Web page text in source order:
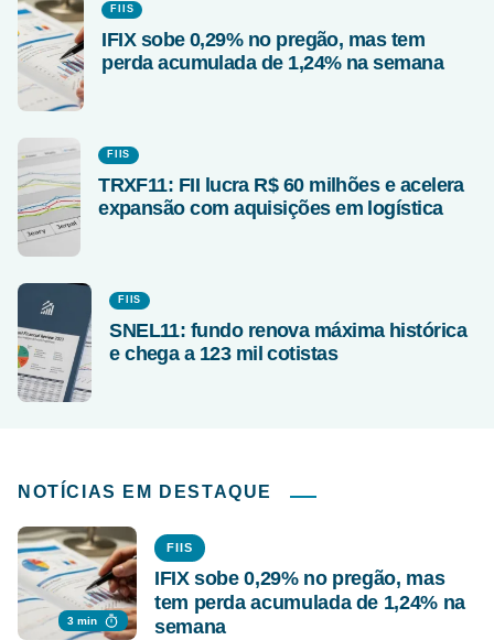
FIIS
IFIX sobe 0,29% no pregão, mas tem
perda acumulada de 1,24% na semana
FIIS
TRXF11: FII lucra R$ 60 milhões e acelera
expansão com aquisições em logística
FIIS
SNEL11: fundo renova máxima histórica
e chega a 123 mil cotistas
NOTÍCIAS EM DESTAQUE
3 min
FIIS
IFIX sobe 0,29% no pregão, mas
tem perda acumulada de 1,24% na
semana